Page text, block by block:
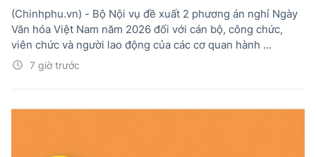
7 giờ trước
(Chinhphu.vn) - Bộ Nội vụ đề xuất 2 phương án nghỉ Ngày
Văn hóa Việt Nam năm 2026 đối với cán bộ, công chức,
viên chức và người lao động của các cơ quan hành ...